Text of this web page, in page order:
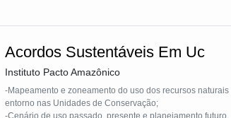
Acordos Sustentáveis Em Uc
Instituto Pacto Amazônico
-Mapeamento e zoneamento do uso dos recursos naturais realizados de forma participativa pelas populações do interior e
entorno nas Unidades de Conservação;
-Cenário de uso passado, presente e planejamento futuro.